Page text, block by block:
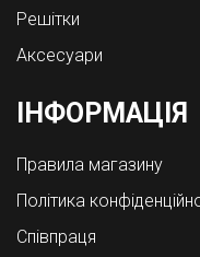
Решітки
Аксесуари
ІНФОРМАЦІЯ
Правила магазину
Політика
Співпраця